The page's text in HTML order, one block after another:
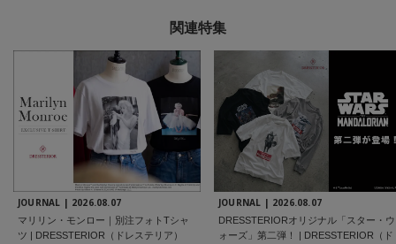
関連特集
JOURNAL | 2026.08.07
マリリン・モンロー｜別注フォトTシャ
ツ | DRESSTERIOR（ドレステリア）
JOURNAL | 2026.08.07
DRESSTERIORオリジナル「スター・ウ
ォーズ」第二弾！ | DRESSTERIOR（ド